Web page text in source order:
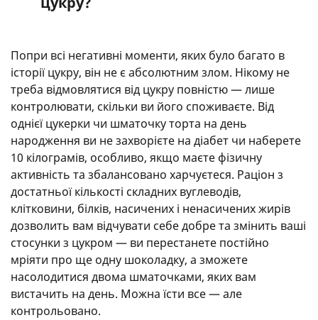
Попри всі негативні моменти, яких було багато в
історії цукру, він не є абсолютним злом. Нікому не
треба відмовлятися від цукру повністю — лише
контролювати, скільки ви його споживаєте. Від
однієї цукерки чи шматочку торта на день
народження ви не захворієте на діабет чи наберете
10 кілограмів, особливо, якщо маєте фізичну
активність та збалансовано харчуєтеся. Раціон з
достатньої кількості складних вуглеводів,
клітковини, білків, насичених і ненасичених жирів
дозволить вам відчувати себе добре та змінить ваші
стосунки з цукром — ви перестанете постійно
мріяти про ще одну шоколадку, а зможете
насолодитися двома шматочками, яких вам
вистачить на день. Можна їсти все — але
контрольовано.